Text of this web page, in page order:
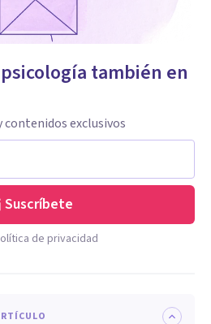
también en
exclusivos
Suscríbete
de privacidad